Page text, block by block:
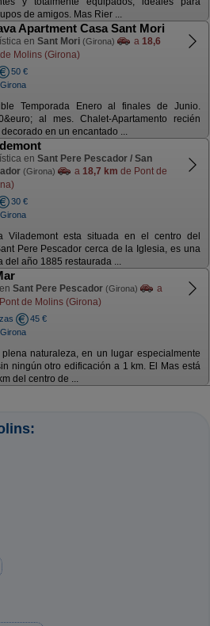
de amigos. Mas Rier ...
Apartment Casa Sant Mori
en Sant Mori (Girona) a 18,6
Molins (Girona)
50 €
Temporada Enero al finales de Junio.
al mes. Chalet-Apartamento recién
en un encantado ...
en Sant Pere Pescador / San
(Girona) a 18,7 km de Pont de
30 €
Vilademont esta situada en el centro del
Pere Pescador cerca de la Iglesia, es una
del año 1885 restaurada ...
Sant Pere Pescador (Girona)
a
de Molins (Girona)
45 €
plena naturaleza, en un lugar especialmente
ningún otro edificación a 1 km. El Mas está
del centro de ...